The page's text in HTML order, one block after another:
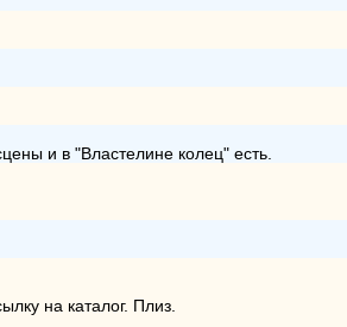
и в "Властелине колец" есть.
на каталог. Плиз.